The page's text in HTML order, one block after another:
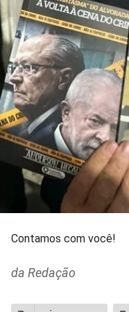
Contamos com você!
da Redação